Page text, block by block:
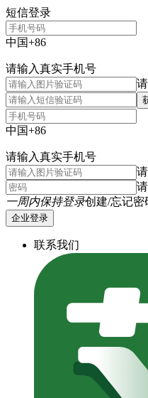
短信登录
中国+86
请输入真实手机号
中国+86
请输入真实手机号
一周内保持登录创建/忘记密
企业登录
联系我们